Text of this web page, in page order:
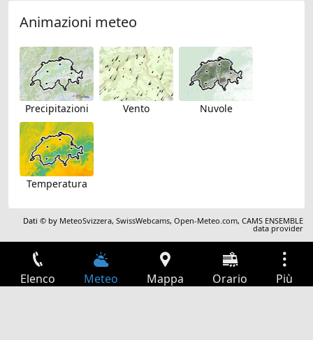
Animazioni meteo
Precipitazioni Vento Nuvole
Temperatura
Dati © by MeteoSvizzera,SwissWebcams,Open-Meteo.com,CAMS ENSEMBLE
data provider
Elenco Meteo Mappa Orario Più